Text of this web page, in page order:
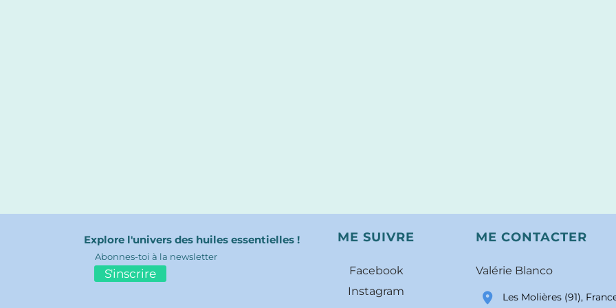
Explore l'univers des huiles essentielles !
Abonnes-toi à la newsletter
S'inscrire
ME SUIVRE
Facebook
Instagram
ME CONTACTER
Valérie Blanco
Les Molières (91),